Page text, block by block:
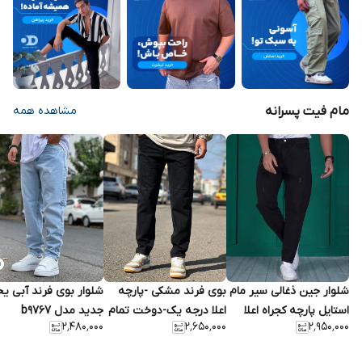
مام فیت پسرانه مشاهده همه
شلوار جین ذغالی سیر مام
استایل پارچه کجراه اعلا
کیفیت بی نظیر
۲٬۹۵۰٬۰۰۰
بوی فرند مشکی -پارچه
اعلا درجه یک-دوخت تمام
صنعتی - اورجینال دیلم
۲٬۶۵۰٬۰۰۰
شلوار بوی فرند آبی
جدید مدل b9767
-سایزبندی کامل
۲٬۴۸۰٬۰۰۰